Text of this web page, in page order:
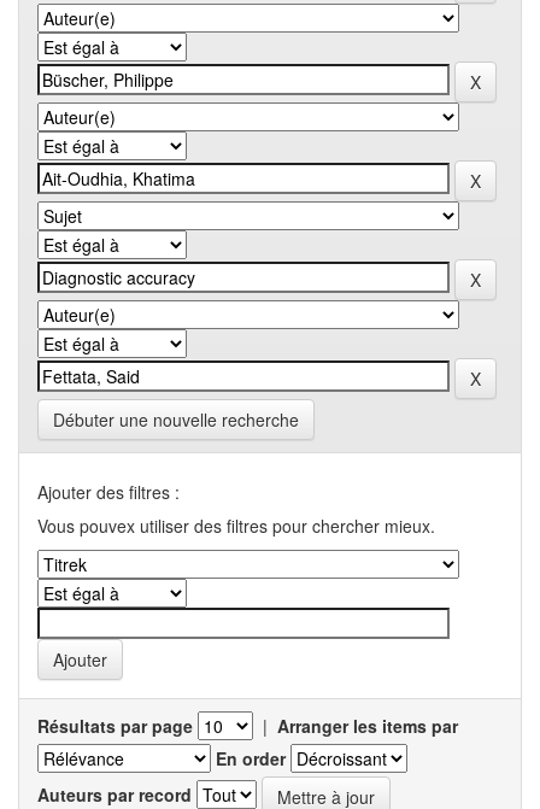
Débuter une nouvelle recherche
Ajouter des filtres :
Vous pouvex utiliser des filtres pour chercher mieux.
Résultats par page | Arranger les items par
En order
Auteurs par record